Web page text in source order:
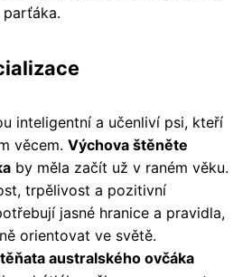
inteligentní a učenliví psi, kteří
věcem. Výchova štěněte
by měla začít už v raném věku.
trpělivost a pozitivní
jasné hranice a pravidla,
orientovat ve světě.
australského ovčáka